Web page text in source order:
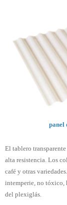
panel
El tablero
alta resistencia. Los
café y otras
intemperie, no tóxico,
del plexiglás.